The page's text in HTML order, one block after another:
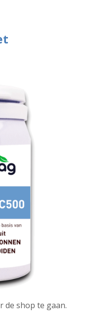
de shop te gaan.